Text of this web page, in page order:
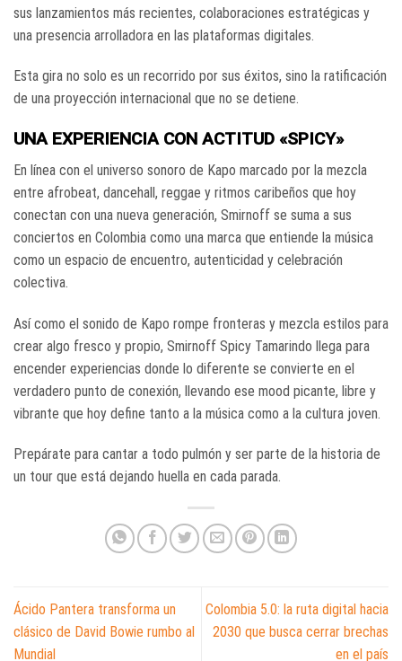
sus lanzamientos más recientes, colaboraciones estratégicas y
una presencia arrolladora en las plataformas digitales.
Esta gira no solo es un recorrido por sus éxitos, sino la ratificación
de una proyección internacional que no se detiene.
UNA EXPERIENCIA CON ACTITUD «SPICY»
En línea con el universo sonoro de Kapo marcado por la mezcla
entre afrobeat, dancehall, reggae y ritmos caribeños que hoy
conectan con una nueva generación, Smirnoff se suma a sus
conciertos en Colombia como una marca que entiende la música
como un espacio de encuentro, autenticidad y celebración
colectiva.
Así como el sonido de Kapo rompe fronteras y mezcla estilos para
crear algo fresco y propio, Smirnoff Spicy Tamarindo llega para
encender experiencias donde lo diferente se convierte en el
verdadero punto de conexión, llevando ese mood picante, libre y
vibrante que hoy define tanto a la música como a la cultura joven.
Prepárate para cantar a todo pulmón y ser parte de la historia de
un tour que está dejando huella en cada parada.
Ácido Pantera transforma un
clásico de David Bowie rumbo al
Mundial
Colombia 5.0: la ruta digital hacia
2030 que busca cerrar brechas
en el país